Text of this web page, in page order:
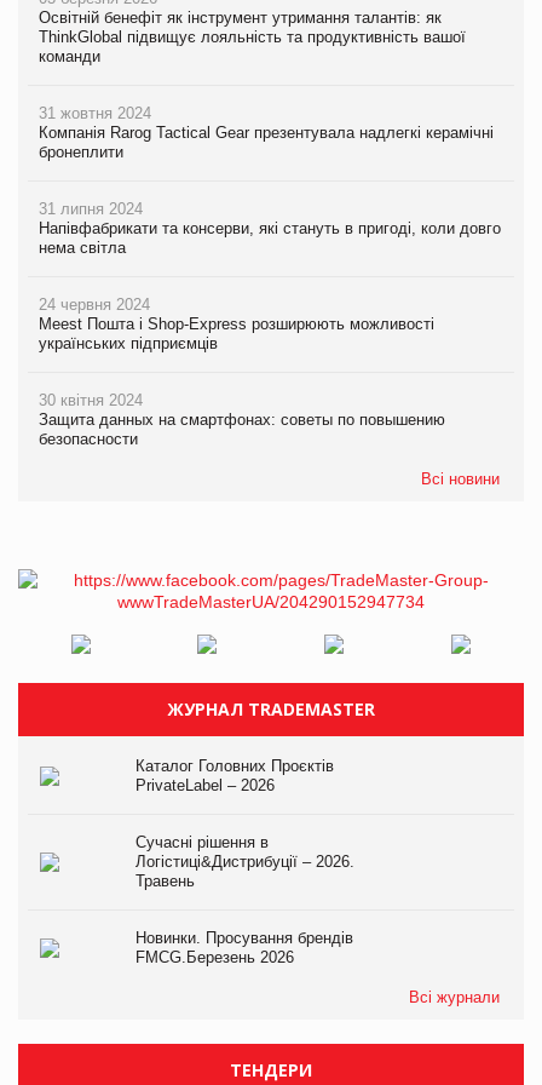
Освітній бенефіт як інструмент утримання талантів: як
ThinkGlobal підвищує лояльність та продуктивність вашої
команди
31 жовтня 2024
Компанія Rarog Tactical Gear презентувала надлегкі керамічні
бронеплити
31 липня 2024
Напівфабрикати та консерви, які стануть в пригоді, коли довго
нема світла
24 червня 2024
Meest Пошта і Shop-Express розширюють можливості
українських підприємців
30 квітня 2024
Защита данных на смартфонах: советы по повышению
безопасности
Всі новини
ЖУРНАЛ TRADEMASTER
Каталог Головних Проєктів
PrivateLabel – 2026
Сучасні рішення в
Логістиці&Дистрибуції – 2026.
Травень
Новинки. Просування брендів
FMCG.Березень 2026
Всі журнали
ТЕНДЕРИ